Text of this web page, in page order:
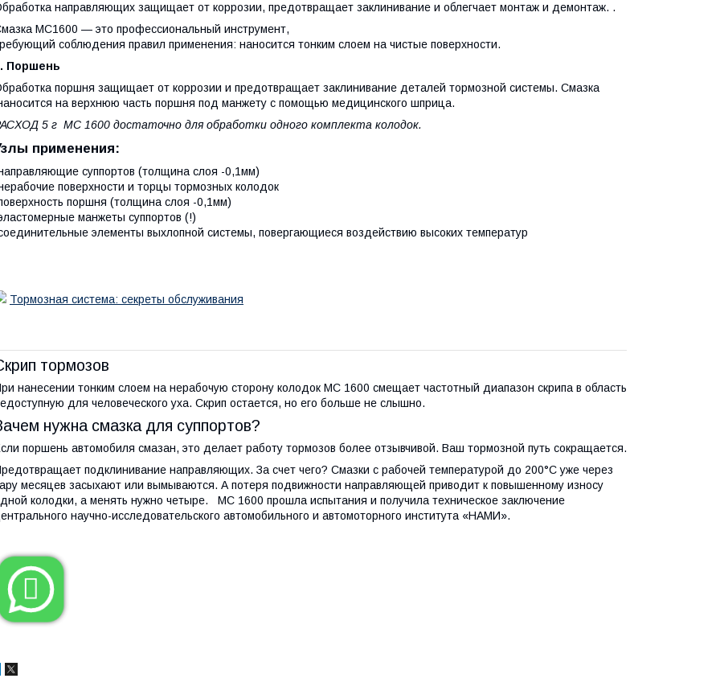
направляющих защищает от коррозии, предотвращает заклинивание и облегчает монтаж и демонтаж. .
МС1600 — это профессиональный инструмент,
соблюдения правил применения: наносится тонким слоем на чистые поверхности.
Поршень
поршня защищает от коррозии и предотвращает заклинивание деталей тормозной системы. Смазка
на верхнюю часть поршня под манжету с помощью медицинского шприца.
5 г МС 1600 достаточно для обработки одного комплекта колодок.
применения:
суппортов (толщина слоя -0,1мм)
поверхности и торцы тормозных колодок
поршня (толщина слоя -0,1мм)
манжеты суппортов (!)
элементы выхлопной системы, повергающиеся воздействию высоких температур
Тормозная система: секреты обслуживания
тормозов
нанесении тонким слоем на нерабочую сторону колодок МС 1600 смещает частотный диапазон скрипа в область
для человеческого уха. Скрип остается, но его больше не слышно.
нужна смазка для суппортов?
поршень автомобиля смазан, это делает работу тормозов более отзывчивой. Ваш тормозной путь сокращается.
подклинивание направляющих. За счет чего? Смазки с рабочей температурой до 200°С уже через
месяцев засыхают или вымываются. А потеря подвижности направляющей приводит к повышенному износу
колодки, а менять нужно четыре. МС 1600 прошла испытания и получила техническое заключение
научно-исследовательского автомобильного и автомоторного института «НАМИ».
